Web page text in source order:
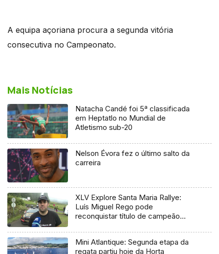
A equipa açoriana procura a segunda vitória
consecutiva no Campeonato.
Mais Notícias
Natacha Candé foi 5ª classificada
em Heptatlo no Mundial de
Atletismo sub-20
Nelson Évora fez o último salto da
carreira
XLV Explore Santa Maria Rallye:
Luís Miguel Rego pode
reconquistar título de campeão
Mini Atlantique: Segunda etapa da
regata partiu hoje da Horta